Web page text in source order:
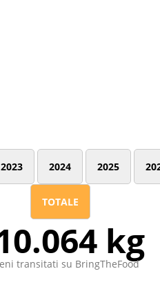
2023 2024 2025
TOTALE
kg
transitati su BringTheFood